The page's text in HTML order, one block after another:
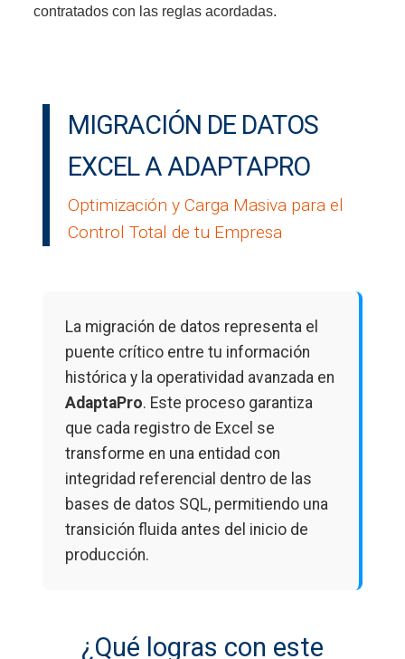
contratados con las reglas acordadas.
MIGRACIÓN DE DATOS
EXCEL A ADAPTAPRO
Optimización y Carga Masiva para el
Control Total de tu Empresa
La migración de datos representa el
puente crítico entre tu información
histórica y la operatividad avanzada en
AdaptaPro. Este proceso garantiza
que cada registro de Excel se
transforme en una entidad con
integridad referencial dentro de las
bases de datos SQL, permitiendo una
transición fluida antes del inicio de
producción.
¿Qué logras con este